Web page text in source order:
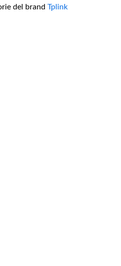
del brand Tplink